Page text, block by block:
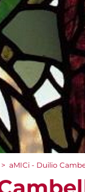
> aMICi - Duilio